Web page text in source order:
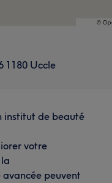
1180 Uccle
institut de beauté
votre
peuvent